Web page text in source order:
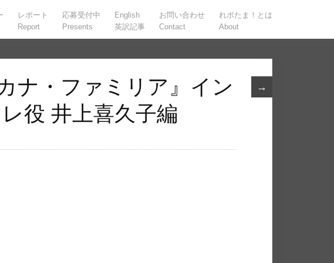
レポート
Report
応募受付中
Presents
English
英訳記事
お問い合わせ
Contact
れポたま！とは
About
→
ナ・ファミリア』イン
役 井上喜久子編